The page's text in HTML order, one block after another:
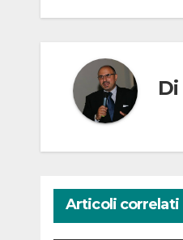
Di
Articoli correlati